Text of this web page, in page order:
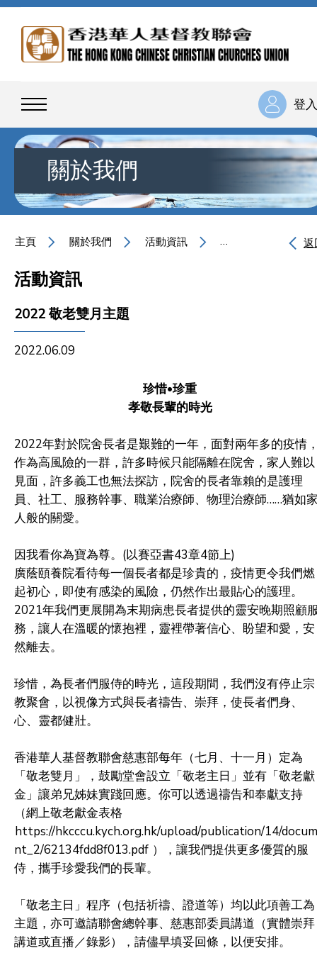
登入
關於我們
主頁 關於我們 活動資訊 2022 敬老雙月主題
返
活動資訊
2022 敬老雙月主題
2022.06.09
珍惜•珍重
孝敬長輩的時光
2022年對於院舍長者是艱難的一年，面對兩年多的疫情
作為高風險的一群，許多時候只能隔離在院舍，家人難以
見面，許多義工也無法探訪，院舍的長者靠賴的是護理
員、社工、服務幹事、職業治療師、物理治療師……猶如
人般的關愛。
因我看你為寶為尊。 (以賽亞書43章4節上)
廣蔭頤養院看待每一個長者都是珍貴的，疫情更令我們燃
起初心，即使有感染的風險，仍然作出最貼心的護理。
2021年我們更展開為末期病患長者提供的靈安晚期照顧
務，讓人在溫暖的懷抱裡，靈裡帶著信心、盼望和愛，安
然離去。
珍惜，為長者們服侍的時光，這段期間，我們沒有停止宗
教聚會，以視像方式與長者禱告、崇拜，使長者們身、
心、靈都健壯。
香港華人基督教聯會慈惠部每年（七月、十一月）定為
「敬老雙月」，鼓勵堂會設立「敬老主日」並有「敬老獻
金」讓弟兄姊妹實踐回應。你可以透過禱告和奉獻支持
（網上敬老獻金表格
https://hkcccu.kych.org.hk/upload/publication/14/
nt_2/62134fdd8f013.pdf ），讓我們提供更多優質的服
侍，攜手珍愛我們的長輩。
「敬老主日」程序（包括祈禱、證道等）均以此項善工為
主題，亦可邀請聯會總幹事、慈惠部委員講道（實體崇拜
講道或直播／錄影），請儘早填妥回條，以便安排。